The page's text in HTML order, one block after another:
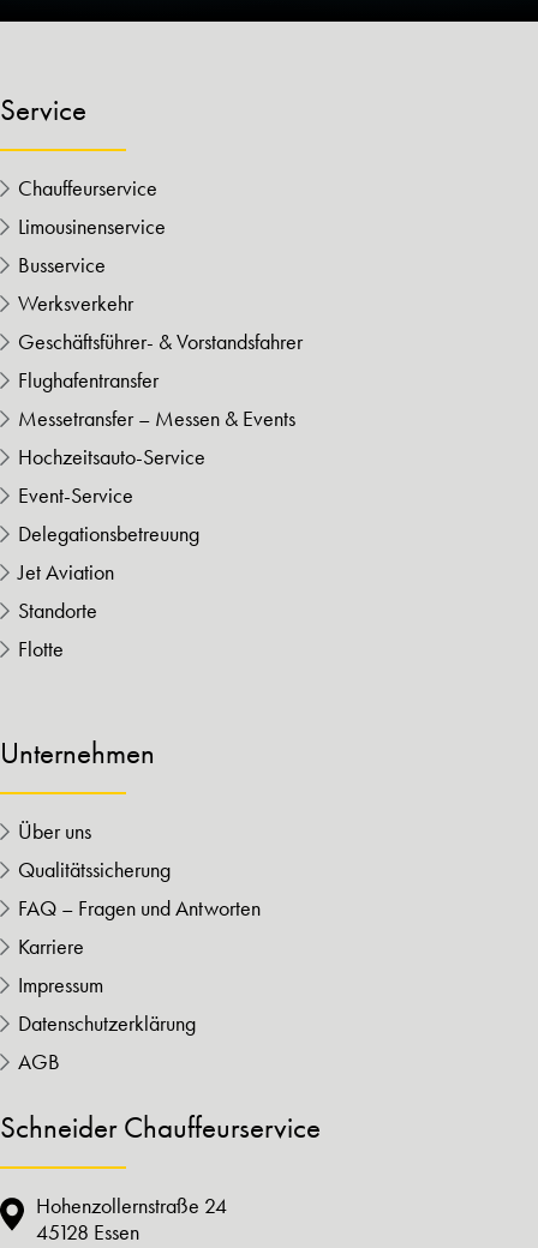
Service
Chauffeurservice
Limousinenservice
Busservice
Werksverkehr
Geschäftsführer- & Vorstandsfahrer
Flughafentransfer
Messetransfer – Messen & Events
Hochzeitsauto-Service
Event-Service
Delegationsbetreuung
Jet Aviation
Standorte
Flotte
Unternehmen
Über uns
Qualitätssicherung
FAQ – Fragen und Antworten
Karriere
Impressum
Datenschutzerklärung
AGB
Schneider Chauffeurservice
Hohenzollernstraße 24
45128 Essen